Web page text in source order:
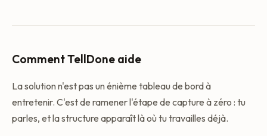
Comment TellDone aide
La solution n'est pas un énième tableau de bord à
entretenir. C'est de ramener l'étape de capture à zéro : tu
parles, et la structure apparaît là où tu travailles déjà.